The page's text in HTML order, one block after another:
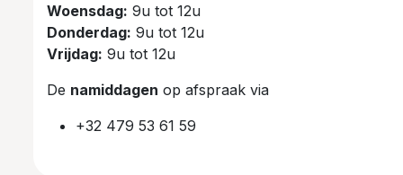
Woensdag: 9u tot 12u
Donderdag: 9u tot 12u
Vrijdag: 9u tot 12u
De namiddagen op afspraak via
+32 479 53 61 59